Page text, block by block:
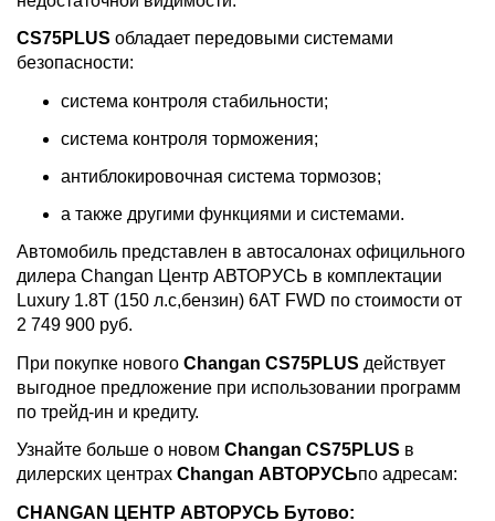
CS75PLUS обладает передовыми системами
безопасности:
система контроля стабильности;
система контроля торможения;
антиблокировочная система тормозов;
а также другими функциями и системами.
Автомобиль представлен в автосалонах официльного
дилера Changan Центр АВТОРУСЬ в комплектации
Luxury 1.8Т (150 л.с,бензин) 6AT FWD по стоимости от
2 749 900 руб.
При покупке нового Changan CS75PLUS действует
выгодное предложение при использовании программ
по трейд-ин и кредиту.
Узнайте больше о новом Changan CS75PLUS в
дилерских центрах Changan АВТОРУСЬпо адресам:
CHANGAN ЦЕНТР АВТОРУСЬ Бутово: